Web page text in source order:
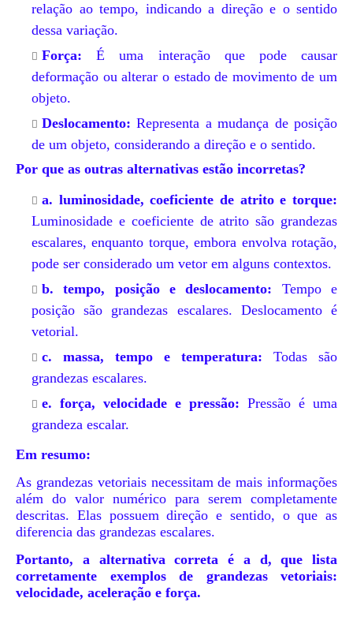
relação ao tempo, indicando a direção e o sentido
dessa variação.
Força: É uma interação que pode causar
deformação ou alterar o estado de movimento de um
objeto.
Deslocamento: Representa a mudança de posição
de um objeto, considerando a direção e o sentido.
Por que as outras alternativas estão incorretas?
a. luminosidade, coeficiente de atrito e torque:
Luminosidade e coeficiente de atrito são grandezas
escalares, enquanto torque, embora envolva rotação,
pode ser considerado um vetor em alguns contextos.
b. tempo, posição e deslocamento: Tempo e
posição são grandezas escalares. Deslocamento é
vetorial.
c. massa, tempo e temperatura: Todas são
grandezas escalares.
e. força, velocidade e pressão: Pressão é uma
grandeza escalar.
Em resumo:
As grandezas vetoriais necessitam de mais informações
além do valor numérico para serem completamente
descritas. Elas possuem direção e sentido, o que as
diferencia das grandezas escalares.
Portanto, a alternativa correta é a d, que lista
corretamente exemplos de grandezas vetoriais:
velocidade, aceleração e força.